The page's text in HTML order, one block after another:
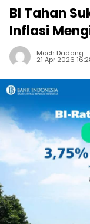
BI Tahan
Inflasi
Moch Dadang
21 Apr 2026